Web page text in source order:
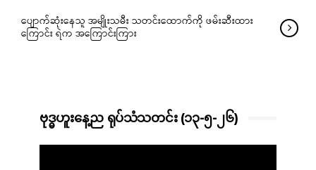
ပျောက်ဆုံးနေသူ အမျိုးသမီး သတင်းထောက်ကို ဖမ်းဆီးထား
ကြောင်း ရဲက အကြောင်းကြား
ဗုဒ္ဓဟူးနေ့ည ရုပ်သံသတင်း (၁၃-၅-၂၆)